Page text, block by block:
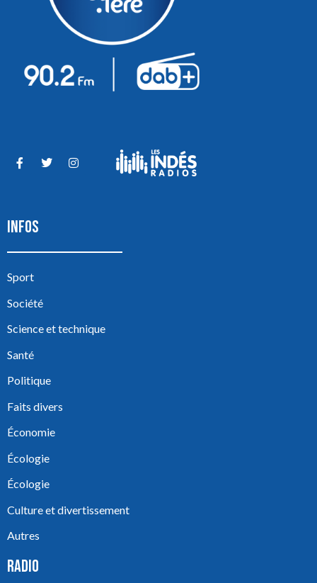
INFOS
Sport
Société
Science et technique
Santé
Politique
Faits divers
Économie
Écologie
Écologie
Culture et divertissement
Autres
RADIO